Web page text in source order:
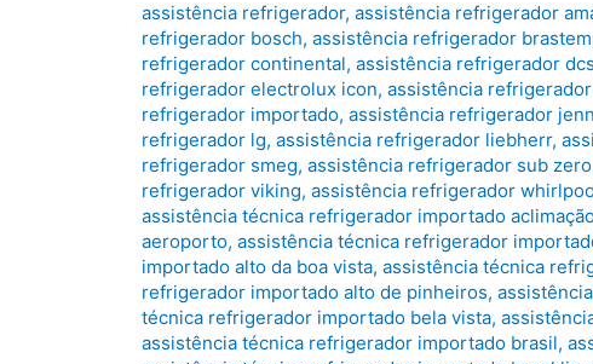
assistência refrigerador, assistência refrigerador
refrigerador bosch, assistência refrigerador
refrigerador continental, assistência refrigerador dcs
refrigerador electrolux icon, assistência
refrigerador importado, assistência refrigerador
refrigerador lg, assistência refrigerador liebherr,
refrigerador smeg, assistência refrigerador sub zero
refrigerador viking, assistência refrigerador
assistência técnica refrigerador importado
aeroporto, assistência técnica refrigerador
importado alto da boa vista, assistência técnica
refrigerador importado alto de pinheiros,
técnica refrigerador importado bela vista,
assistência técnica refrigerador importado brasil,